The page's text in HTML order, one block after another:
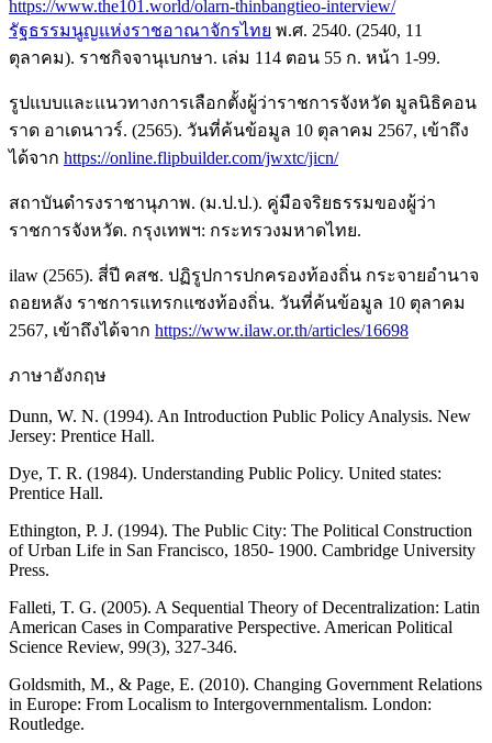
https://www.the101.world/olarn-thinbangtieo-interview/
รัฐธรรมนูญแห่งราชอาณาจักรไทย พ.ศ. 2540. (2540, 11
ตุลาคม). ราชกิจจานุเบกษา. เล่ม 114 ตอน 55 ก. หน้า 1-99.
รูปแบบและแนวทางการเลือกตั้งผู้ว่าราชการจังหวัด มูลนิธิคอน
ราด อาเดนาวร์. (2565). วันที่ค้นข้อมูล 10 ตุลาคม 2567, เข้าถึง
ได้จาก https://online.flipbuilder.com/jwxtc/jicn/
สถาบันดำรงราชานุภาพ. (ม.ป.ป.). คู่มือจริยธรรมของผู้ว่า
ราชการจังหวัด. กรุงเทพฯ: กระทรวงมหาดไทย.
ilaw (2565). สี่ปี คสช. ปฏิรูปการปกครองท้องถิ่น กระจายอำนาจ
ถอยหลัง ราชการแทรกแซงท้องถิ่น. วันที่ค้นข้อมูล 10 ตุลาคม
2567, เข้าถึงได้จาก https://www.ilaw.or.th/articles/16698
ภาษาอังกฤษ
Dunn, W. N. (1994). An Introduction Public Policy Analysis. New
Jersey: Prentice Hall.
Dye, T. R. (1984). Understanding Public Policy. United states:
Prentice Hall.
Ethington, P. J. (1994). The Public City: The Political Construction
of Urban Life in San Francisco, 1850- 1900. Cambridge University
Press.
Falleti, T. G. (2005). A Sequential Theory of Decentralization: Latin
American Cases in Comparative Perspective. American Political
Science Review, 99(3), 327-346.
Goldsmith, M., & Page, E. (2010). Changing Government Relations
in Europe: From Localism to Intergovernmentalism. London:
Routledge.